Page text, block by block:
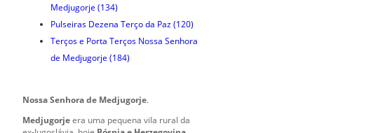
Medjugorje (134)
Pulseiras Dezena Terço da Paz(120)
Terços e Porta Terços Nossa Senhora
de Medjugorje (184)
Nossa Senhora de Medjugorje.
Medjugorjeera uma pequena vila rural da